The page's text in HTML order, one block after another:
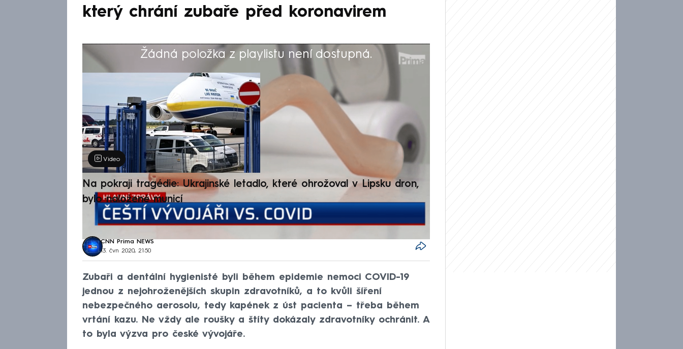
který chrání zubaře před koronavirem
Žádná položka z playlistu není dostupná.
Výběr redakce
Video
Na pokraji tragédie: Ukrajinské letadlo, které ohrožoval v Lipsku dron,
bylo naložené municí
CNN Prima NEWS
13. čvn 2020, 21:50
Zubaři a dentální hygienisté byli během epidemie nemoci COVID-19
jednou z nejohroženějších skupin zdravotníků, a to kvůli šíření
nebezpečného aerosolu, tedy kapének z úst pacienta – třeba během
vrtání kazu. Ne vždy ale roušky a štíty dokázaly zdravotníky ochránit. A
to byla výzva pro české vývojáře.